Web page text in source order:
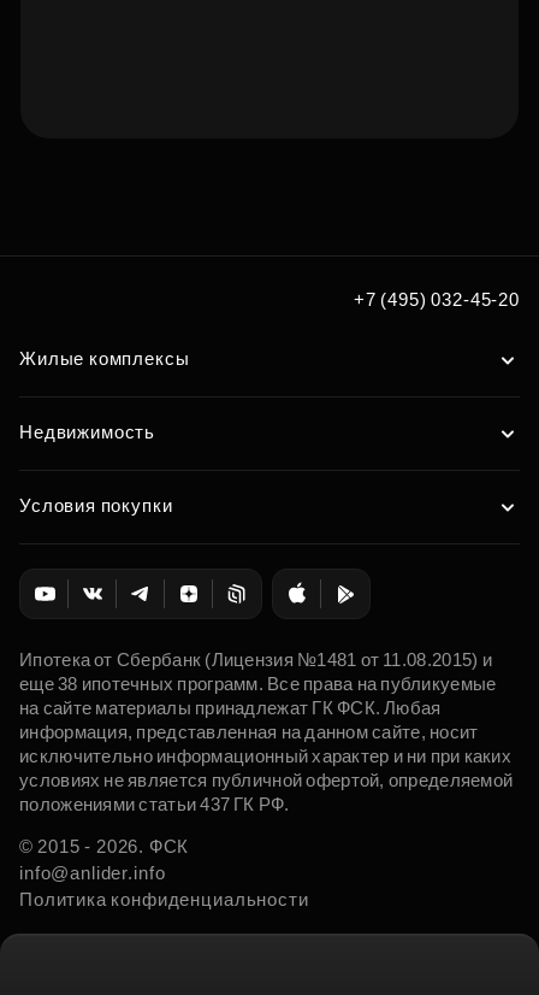
+7 (495) 032-45-20
Жилые комплексы
Недвижимость
Условия покупки
Ипотека от Сбербанк (Лицензия №1481 от 11.08.2015) и
еще 38 ипотечных программ. Все права на публикуемые
на сайте материалы принадлежат ГК ФСК. Любая
информация, представленная на данном сайте, носит
исключительно информационный характер и ни при каких
условиях не является публичной офертой, определяемой
положениями статьи 437 ГК РФ.
© 2015 - 2026. ФСК
info@anlider.info
Политика конфиденциальности